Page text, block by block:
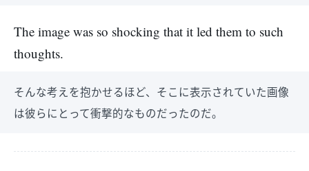
The image was so shocking that it led them to such
thoughts.
そんな考えを抱かせるほど、そこに表示されていた画像
は彼らにとって衝撃的なものだったのだ。